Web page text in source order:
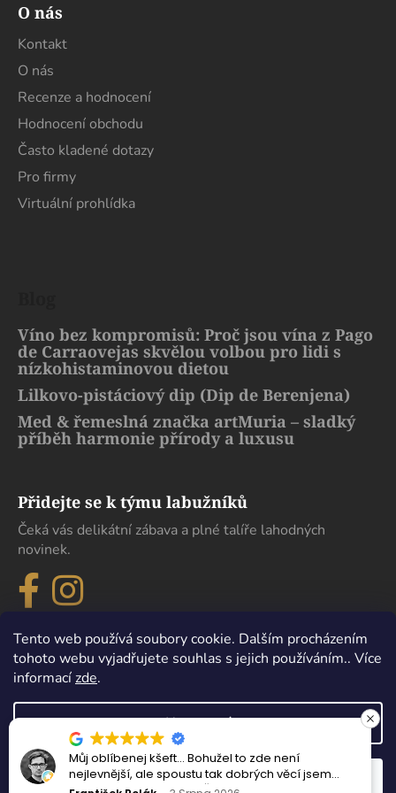
Tento web používá soubory cookie. Dalším procházením
tohoto webu vyjadřujete souhlas s jejich používáním.. Více
informacízde.
Nastavení
Odmítnout Souhlasím
O nás
Kontakt
O nás
Recenze a hodnocení
Hodnocení obchodu
Často kladené dotazy
Pro firmy
Virtuální prohlídka
Víno bez kompromisů: Proč jsou vína z Pago
de Carraovejas skvělou volbou pro lidi s
nízkohistaminovou dietou
Lilkovo-pistáciový dip (Dip de Berenjena)
Med & řemeslná značka artMuria – sladký
příběh harmonie přírody a luxusu
Přidejte se k týmu labužníků
Čeká vás delikátní zábava a plné talíře lahodných
novinek.
Vytvořil Shoptet
Copyright 2026eDelikatesy. Všechna práva vyhrazena.
Můj oblíbenej kšeft… Bohužel to zde není
nejlevnější, ale spoustu tak dobrých věcí jsem